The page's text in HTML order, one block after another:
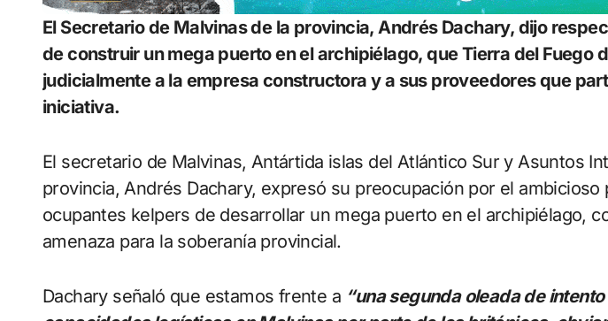
El Secretario de Malvinas de la provincia, Andrés Dachary, dijo respecto del plan kelper
de construir un mega puerto en el archipiélago, que Tierra del Fuego
judicialmente a la empresa constructora y a sus proveedores que
iniciativa.
El secretario de Malvinas, Antártida islas del Atlántico Sur y Asuntos
provincia, Andrés Dachary, expresó su preocupación por el ambicioso
ocupantes kelpers de desarrollar un mega puerto en el archipiélago,
amenaza para la soberanía provincial.
Dachary señaló que estamos frente a “una segunda oleada de